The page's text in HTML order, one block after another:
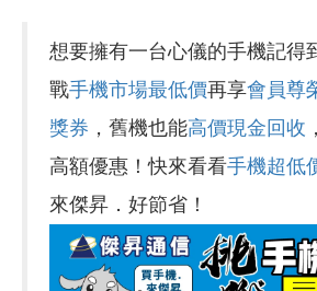
想要擁有一台心儀的手機記得
戰手機市場最低價再享會員尊
獎券 ，舊機也能高價現金回收 ，
高額優惠！快來看看手機超低
來傑昇．好節省！